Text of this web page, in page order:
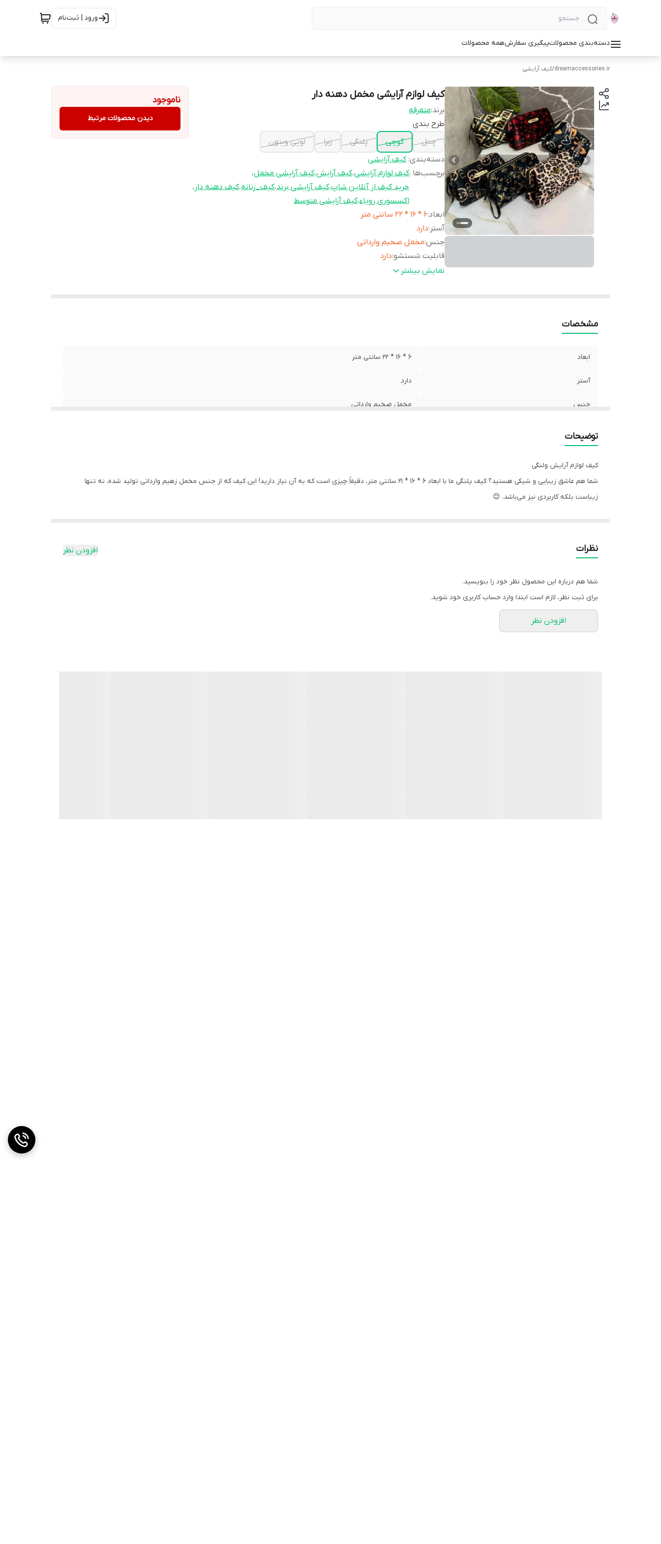
ورود | ثبت‌نام
دسته‌بندی محصولاتپیگیری سفارشهمه محصولات
dreamaccessories.ir
/کیف آرایشی
کیف لوازم آرایشی مخمل دهنه دار
برند:متفرقه
طرح بندی
چنل
گوچی پلنگی زبرا
لویی ویتون
دسته‌بندی:کیف آرایشی
برچسب‌ها :کیف لوازم آرایشی،کیف آرایش،کیف آرایشی مخمل،
خرید کیف از آنلاین شاپ،کیف آرایشی برند،کیف_زنانه،کیف دهنه دار ،
اکسسوری رویاء،کیف آرایشی متوسط
ابعاد:6 * 16 * 22 سانتی متر
آستر :دارد
جنس:مخمل ضخیم وارداتی
قابلیت شستشو:دارد
نحوه بسته شدن کیف
نمایش بیشتر
ناموجود
دیدن محصولات مرتبط
مشخصات
ابعاد 6 * 16 * 22 سانتی متر
آستر دارد
جنس مخمل ضخیم وارداتی
توضیحات
کیف لوازم آرایش ولنگی
شما هم عاشق زیبایی و شیکی هستید؟ کیف پلنگی ما با ابعاد 6 * 16 * 21 سانتی متر، دقیقاً چیزی است که به آن نیاز دارید! این کیف که از جنس مخمل زهیم وارداتی تولید شده، نه تنها
زیباست بلکه کاربردی نیز می‌باشد. 😊
کیف ما طراحی خاصی دارد و شبیه کیف دکتری است. شما می‌توانید آن را در 3 طرح پلنگی مختلف پیدا کنید که هر کدام به تنهایی زیبا و منحصر به فرد هستند. این کیف مناسب برای استفاده
روزمره، مهمانی‌ها و سفرهاست.
اگر به دنبال پیدا کردن کیف‌هایی با کیفیت و ظاهری منحصر به فرد هستید، حتماً سری به فروشگاه اکسسوری رویاء بزنید و بهترین‌ها را برای خود انتخاب کنید!
نظرات افزودن نظر
شما هم درباره این محصول نظر خود را بنویسید.
برای ثبت نظر، لازم است ابتدا وارد حساب کاربری خود شوید.
افزودن نظر